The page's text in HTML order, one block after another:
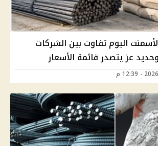
اليوم تفاوت بين الشركات
عز يتصدر قائمة الأسعار